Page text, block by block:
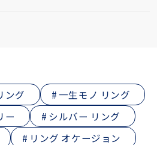
ング
一生モノ リング
ー
シルバー リング
リング オケージョン